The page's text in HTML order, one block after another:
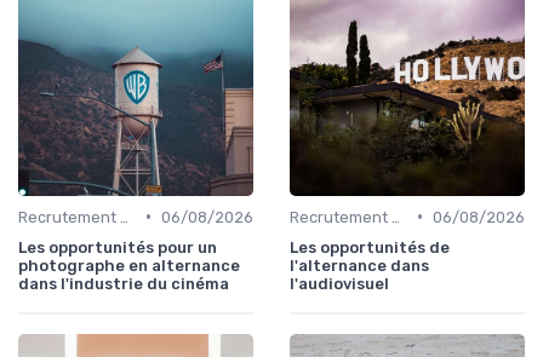
• 06/08/2026
Les opportunités pour un
photographe en alternance
dans l'industrie du cinéma
• 06/08/2026
Les opportunités de
l'alternance dans
l'audiovisuel